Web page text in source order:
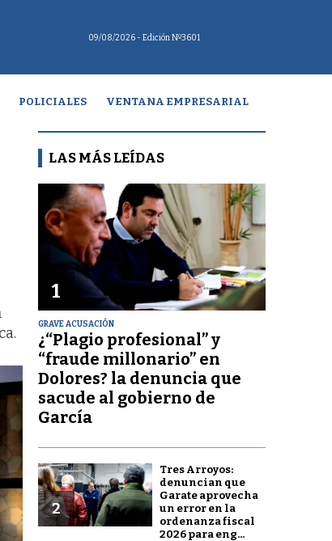
09/08/2026 - Edición Nº3601
POLICIALES VENTANA EMPRESARIAL
LAS MÁS LEÍDAS
1
GRAVE ACUSACIÓN
¿“Plagio profesional” y
“fraude millonario” en
Dolores? la denuncia que
sacude al gobierno de
García
2
Tres Arroyos:
denuncian que
Garate aprovecha
un error en la
ordenanza fiscal
2026 para eng...